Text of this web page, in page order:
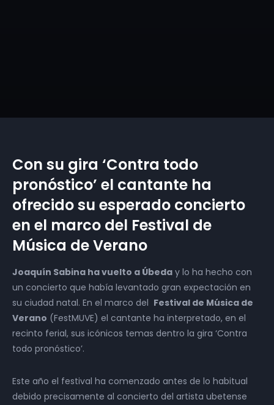
Con su gira ‘Contra todo
pronóstico’ el cantante ha
ofrecido su esperado concierto
en el marco del Festival de
Música de Verano
Joaquín Sabina ha vuelto a Úbeda y lo ha hecho con
un concierto que había levantado gran expectación en
su ciudad natal. En el marco del Festival de Música de
Verano (FestMUVE) el cantante ha interpretado, en el
recinto ferial, sus icónicos temas dentro la gira ‘Contra
todo pronóstico’.
Este año el festival ha comenzado antes de lo habitual
debido precisamente al concierto del artista ubetense